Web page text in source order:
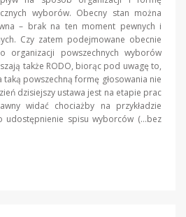
wyborów. Obecny stan można
– brak na ten moment pewnych i
Czy zatem podejmowane obecnie
organizacji powszechnych wyborów
także RODO, biorąc pod uwagę to,
powszechną formę głosowania nie
dzisiejszy ustawa jest na etapie prac
widać chociażby na przykładzie
udostępnienie spisu wyborców (…bez